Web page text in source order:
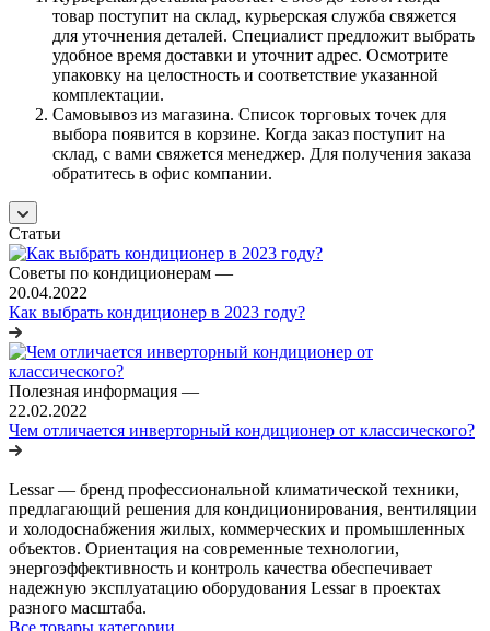
товар поступит на склад, курьерская служба свяжется
для уточнения деталей. Специалист предложит выбрать
удобное время доставки и уточнит адрес. Осмотрите
упаковку на целостность и соответствие указанной
комплектации.
Самовывоз из магазина. Список торговых точек для
выбора появится в корзине. Когда заказ поступит на
склад, с вами свяжется менеджер. Для получения заказа
обратитесь в офис компании.
Статьи
Советы по кондиционерам —
20.04.2022
Как выбрать кондиционер в 2023 году?
Полезная информация —
22.02.2022
Чем отличается инверторный кондиционер от классического?
Lessar — бренд профессиональной климатической техники,
предлагающий решения для кондиционирования, вентиляции
и холодоснабжения жилых, коммерческих и промышленных
объектов. Ориентация на современные технологии,
энергоэффективность и контроль качества обеспечивает
надежную эксплуатацию оборудования Lessar в проектах
разного масштаба.
Все товары категории